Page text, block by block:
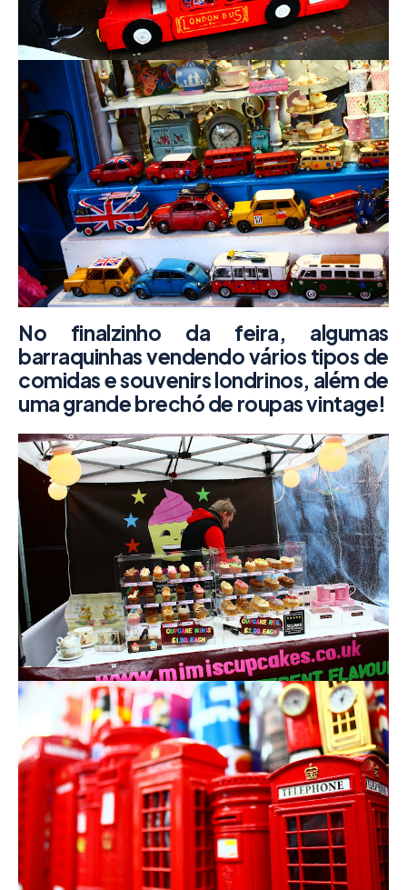
No finalzinho da feira, algumas
barraquinhas vendendo vários tipos de
comidas e souvenirs londrinos, além de
uma grande brechó de roupas vintage!